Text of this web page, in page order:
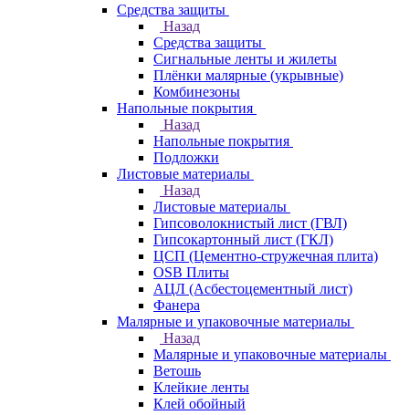
Средства защиты
Назад
Средства защиты
Сигнальные ленты и жилеты
Плёнки малярные (укрывные)
Комбинезоны
Напольные покрытия
Назад
Напольные покрытия
Подложки
Листовые материалы
Назад
Листовые материалы
Гипсоволокнистый лист (ГВЛ)
Гипсокартонный лист (ГКЛ)
ЦСП (Цементно-стружечная плита)
OSB Плиты
АЦЛ (Асбестоцементный лист)
Фанера
Малярные и упаковочные материалы
Назад
Малярные и упаковочные материалы
Ветошь
Клейкие ленты
Клей обойный